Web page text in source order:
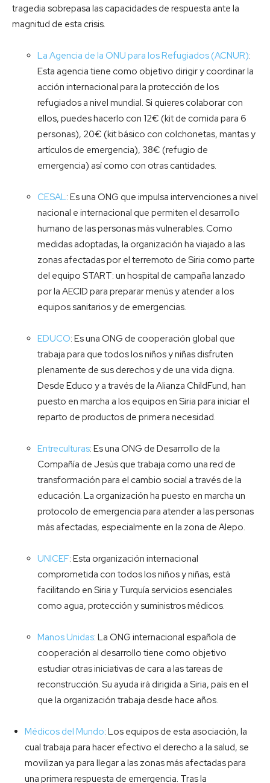
tragedia sobrepasa las capacidades de respuesta ante la
magnitud de esta crisis.
La Agencia de la ONU para los Refugiados (ACNUR):
Esta agencia tiene como objetivo dirigir y coordinar la
acción internacional para la protección de los
refugiados a nivel mundial. Si quieres colaborar con
ellos, puedes hacerlo con 12€ (kit de comida para 6
personas), 20€ (kit básico con colchonetas, mantas y
artículos de emergencia), 38€ (refugio de
emergencia) así como con otras cantidades.
CESAL: Es una ONG que impulsa intervenciones a nivel
nacional e internacional que permiten el desarrollo
humano de las personas más vulnerables. Como
medidas adoptadas, la organización ha viajado a las
zonas afectadas por el terremoto de Siria como parte
del equipo START: un hospital de campaña lanzado
por la AECID para preparar menús y atender a los
equipos sanitarios y de emergencias.
EDUCO: Es una ONG de cooperación global que
trabaja para que todos los niños y niñas disfruten
plenamente de sus derechos y de una vida digna.
Desde Educo y a través de la Alianza ChildFund, han
puesto en marcha a los equipos en Siria para iniciar el
reparto de productos de primera necesidad.
Entreculturas: Es una ONG de Desarrollo de la
Compañía de Jesús que trabaja como una red de
transformación para el cambio social a través de la
educación. La organización ha puesto en marcha un
protocolo de emergencia para atender a las personas
más afectadas, especialmente en la zona de Alepo.
UNICEF: Esta organización internacional
comprometida con todos los niños y niñas, está
facilitando en Siria y Turquía servicios esenciales
como agua, protección y suministros médicos.
Manos Unidas: La ONG internacional española de
cooperación al desarrollo tiene como objetivo
estudiar otras iniciativas de cara a las tareas de
reconstrucción. Su ayuda irá dirigida a Siria, país en el
que la organización trabaja desde hace años.
Médicos del Mundo: Los equipos de esta asociación, la
cual trabaja para hacer efectivo el derecho a la salud, se
movilizan ya para llegar a las zonas más afectadas para
una primera respuesta de emergencia. Tras la